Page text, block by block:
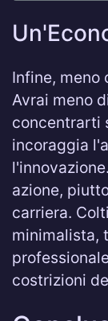
Infine, meno
Avrai meno
concentrarti
incoraggia
azione,
carriera.
minimalista,
costrizioni